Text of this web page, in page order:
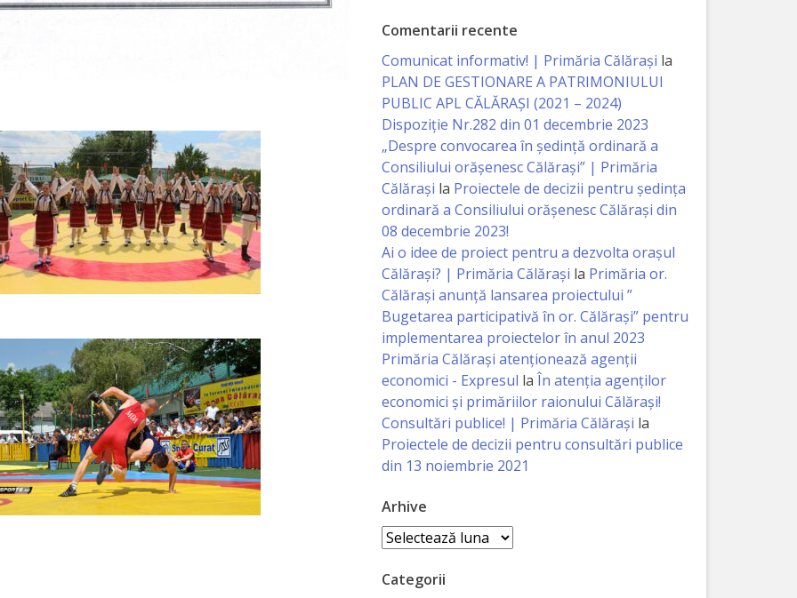
Comentarii recente
Comunicat informativ! | Primăria Călărași la
PLAN DE GESTIONARE A PATRIMONIULUI
PUBLIC APL CĂLĂRAȘI (2021 – 2024)
Dispoziție Nr.282 din 01 decembrie 2023
„Despre convocarea în ședință ordinară a
Consiliului orășenesc Călărași” | Primăria
Călărași la Proiectele de decizii pentru ședința
ordinară a Consiliului orășenesc Călărași din
08 decembrie 2023!
Ai o idee de proiect pentru a dezvolta orașul
Călărași? | Primăria Călărași la Primăria or.
Călărași anunță lansarea proiectului ”
Bugetarea participativă în or. Călărași” pentru
implementarea proiectelor în anul 2023
Primăria Călăraşi atenţionează agenţii
economici - Expresul la În atenția agenților
economici și primăriilor raionului Călărași!
Consultări publice! | Primăria Călărași la
Proiectele de decizii pentru consultări publice
din 13 noiembrie 2021
Arhive
Arhive
Categorii